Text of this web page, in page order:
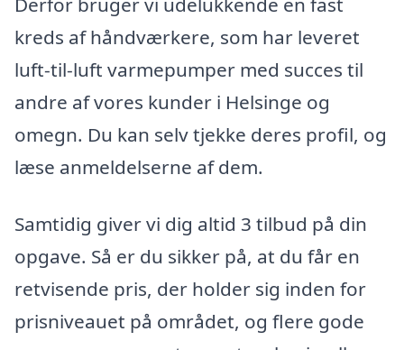
kreds af håndværkere, som har leveret
luft-til-luft varmepumper med succes til
andre af vores kunder i Helsinge og
omegn. Du kan selv tjekke deres profil, og
læse anmeldelserne af dem.
Samtidig giver vi dig altid 3 tilbud på din
opgave. Så er du sikker på, at du får en
retvisende pris, der holder sig inden for
prisniveauet på området, og flere gode